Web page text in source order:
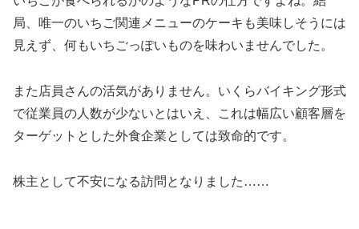
局、唯一のいちご関連メニューのケーキも美味しそうには
見えず、何もいちごっぽいものを味わいませんでした。
また店員さんの活気がありません。いくらバイキング形式
で従業員の人数が少ないとはいえ、これは幅広い顧客層を
ターゲットとした外食企業としては致命的です。
株主として不安になる訪問となりました……